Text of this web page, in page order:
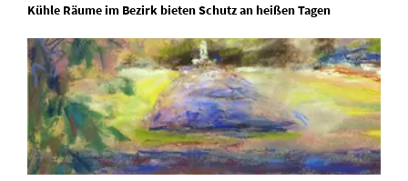
Kühle Räume im Bezirk bieten Schutz an heißen Tagen